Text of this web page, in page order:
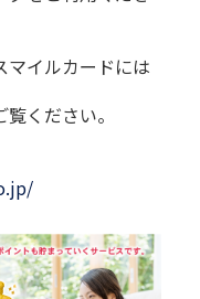
マイルカードには
ください。